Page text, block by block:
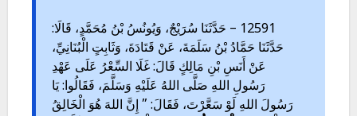
12591 – حَدَّثَنَا سُرَيْجٌ، وَيُونُسُ بْنُ مُحَمَّدٍ، قَالَا:
حَدَّثَنَا حَمَّادُ بْنُ سَلَمَةَ، عَنْ قَتَادَةَ، وَثَابِتٍ الْبُنَانِيِّ،
عَنْ أَنَسِ بْنِ مَالِكٍ قَالَ: غَلَا السِّعْرُ عَلَى عَهْدِ
رَسُولِ اللهِ صَلَّى اللهُ عَلَيْهِ وَسَلَّمَ، فَقَالُوا: يَا
رَسُولَ اللهِ لَوْ سَعَّرْتَ، فَقَالَ: ” إِنَّ اللهَ هُوَ الْخَالِقُ